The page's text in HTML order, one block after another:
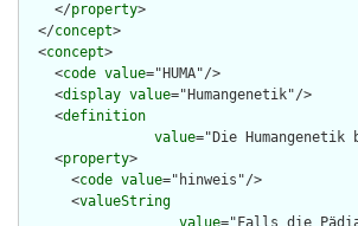
    </
property>
  </
concept>
  <
concept>
    <
code value="HUMA"/>
    <
display value="Humangenetik"/>
    <
definition
value="Die
    <
property>
      <
code value="hinweis"/>
      <
valueString